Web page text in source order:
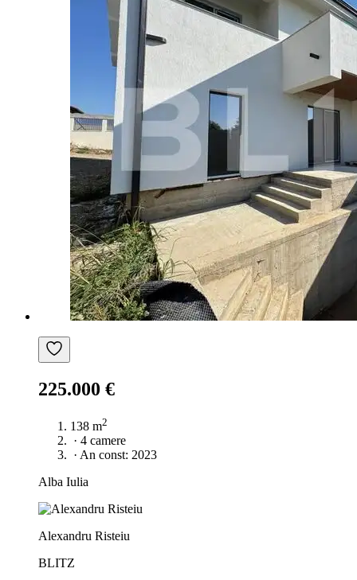
225.000 €
138 m2
· 4 camere
· An const: 2023
Alba Iulia
Alexandru Risteiu
BLITZ